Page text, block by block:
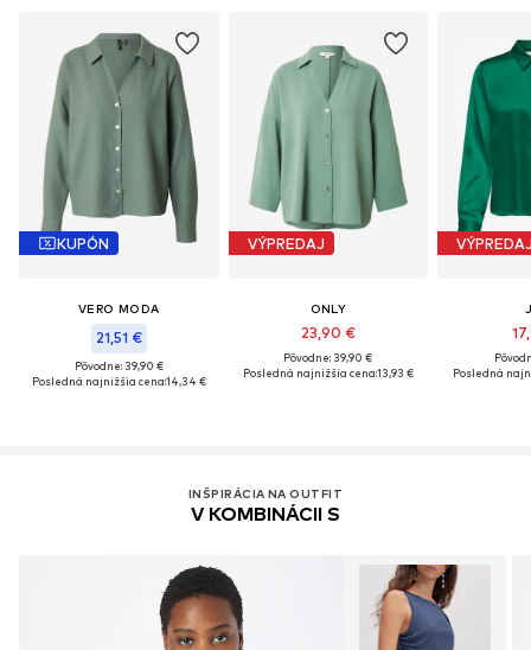
KUPÓN
VERO MODA
21,51 €
Pôvodne: 39,90 €
Posledná najnižšia cena:14,34 €
VÝPREDAJ
ONLY
23,90 €
Pôvodne: 39,90 €
Posledná najnižšia cena:13,93 €
Posledná
INŠPIRÁCIA NA OUTFIT
V KOMBINÁCII S